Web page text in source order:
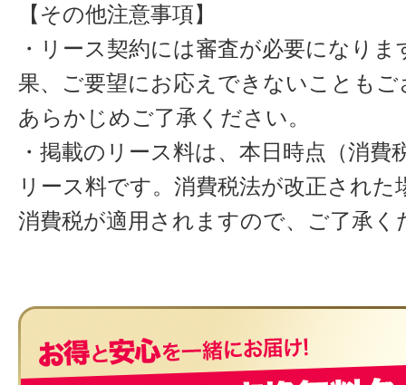
【その他注意事項】
・リース契約には審査が必要になりま
果、ご要望にお応えできないことも
あらかじめご了承ください。
・掲載のリース料は、本日時点（消費
リース料です。消費税法が改正された
消費税が適用されますので、ご了承く